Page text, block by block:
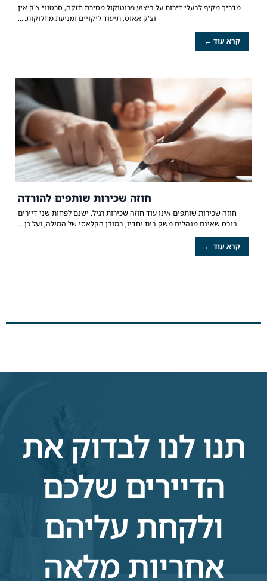
מדריך מקיף לבעלי דירות על ביצוע פרוטוקול מסירת חזקה, סרטוני צ'ק אין
וצ'ק אאוט, תיעוד ליקויים ומניעת מחלוקות.
קרא עוד ←
חוזה שכירות שותפים להורדה
חוזה שכירות שותפים אינו עוד חוזה שכירות רגיל. ישנם לפחות שני דיירים
בנכס שאינם מנהלים משק בית יחדיו, במובן הקלאסי של המילה, ועל כן
קרא עוד ←
תנו לנו לבדוק את
הדיירים שלכם
ולקחת עליהם
אחריות מלאה